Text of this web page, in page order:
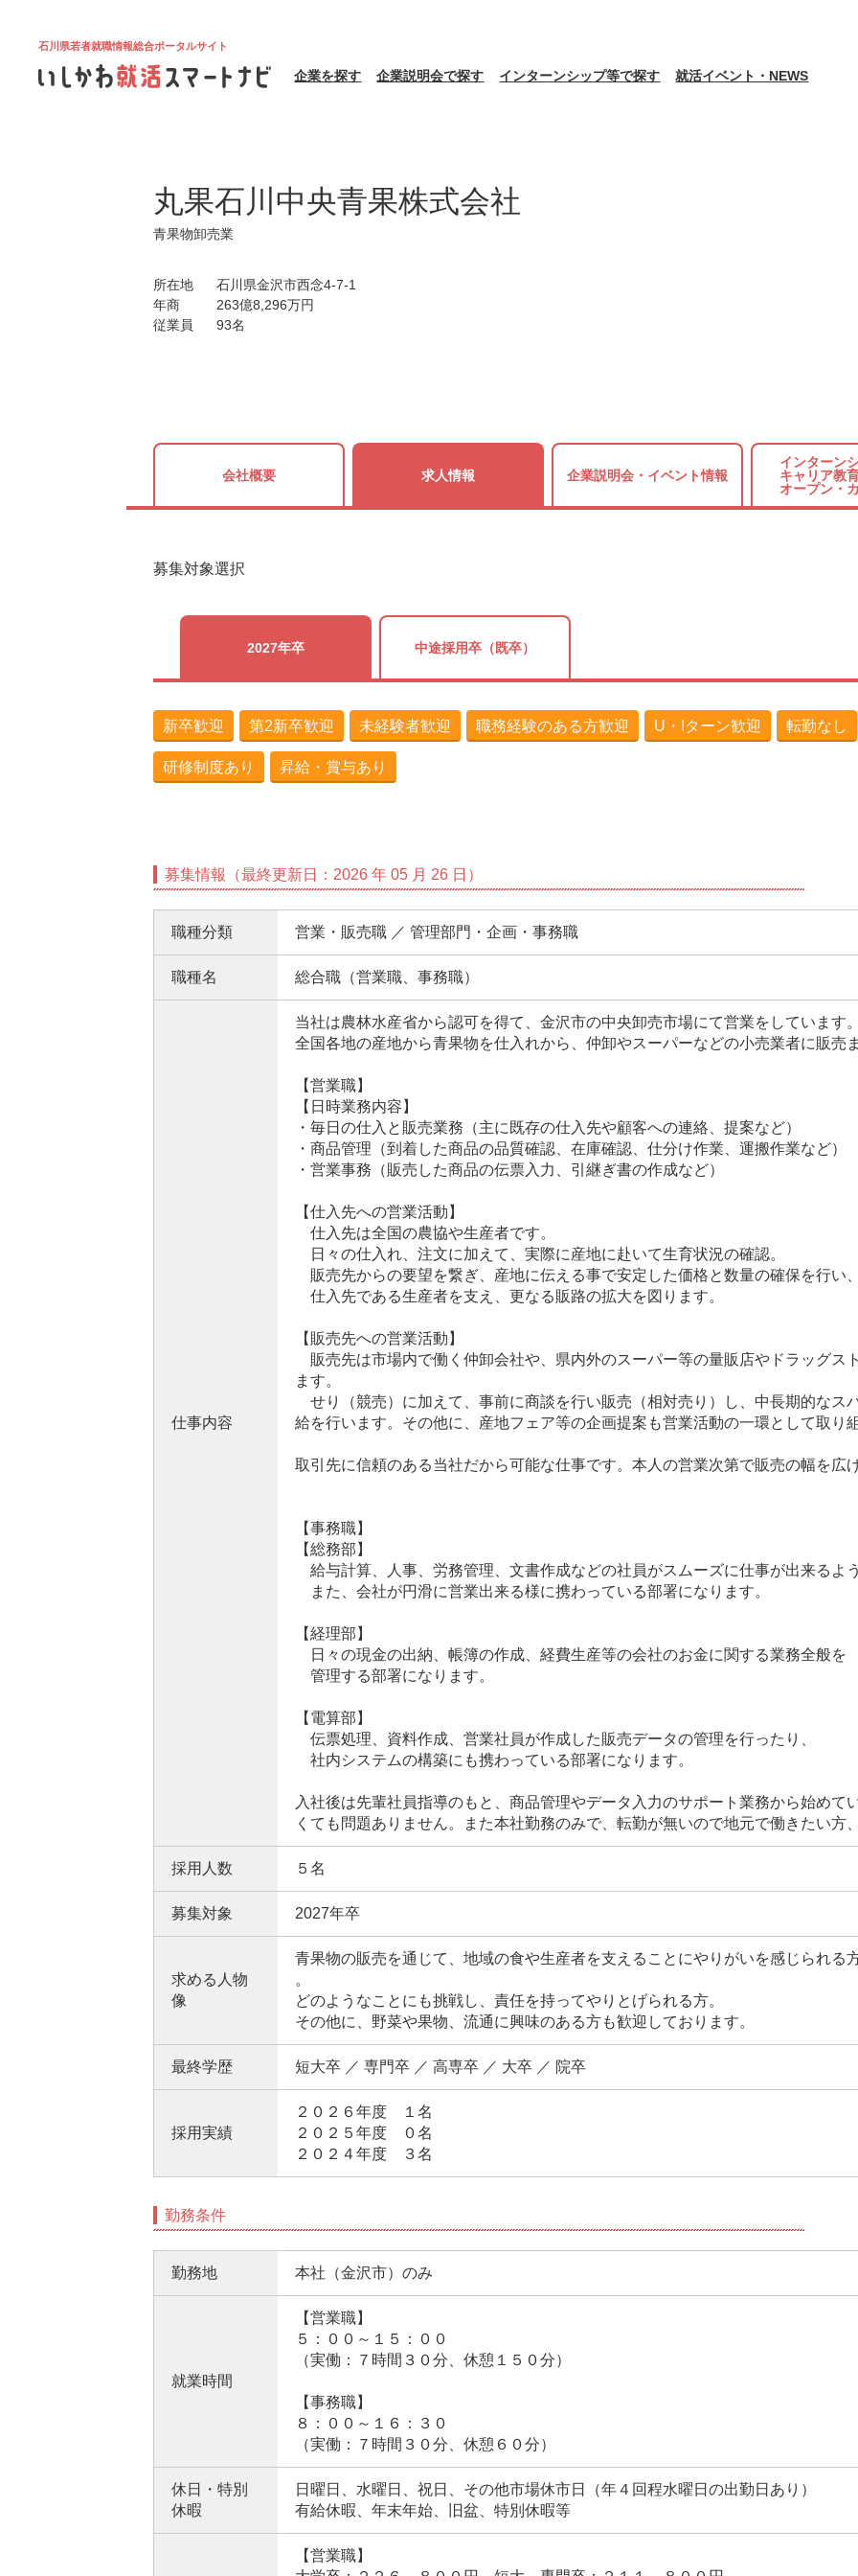
石川県若者就職情報総合ポータルサイト
企業を探す 企業説明会で探す インターンシップ等で探す 就活イベント・NEWS
丸果石川中央青果株式会社
青果物卸売業
所在地
石川県金沢市西念4-7-1
年商
263億8,296万円
従業員
93名
会社概要 求人情報 企業説明会・ イベント情報
インターン
キャリア教
オープン・
募集対象選択
2027年卒 中途採用卒（既卒）
新卒歓迎 第2新卒歓迎 未経験者歓迎 職務経験のある方歓迎 U・Iターン歓迎 転勤なし
研修制度あり 昇給・賞与あり
募集情報（最終更新日：2026 年 05 月 26 日）
職種分類 営業・販売職 ／ 管理部門・企画・事務職
職種名 総合職（営業職、事務職）
仕事内容
当社は農林水産省から認可を得て、金沢市の中央卸売市場にて営業をしています
全国各地の産地から青果物を仕入れから、仲卸やスーパーなどの小売業者に販売
【営業職】
【日時業務内容】
・毎日の仕入と販売業務（主に既存の仕入先や顧客への連絡、提案など）
・商品管理（到着した商品の品質確認、在庫確認、仕分け作業、運搬作業など）
・営業事務（販売した商品の伝票入力、引継ぎ書の作成など）
【仕入先への営業活動】
仕入先は全国の農協や生産者です。
日々の仕入れ、注文に加えて、実際に産地に赴いて生育状況の確認。
販売先からの要望を繋ぎ、産地に伝える事で安定した価格と数量の確保を行い
仕入先である生産者を支え、更なる販路の拡大を図ります。
【販売先への営業活動】
販売先は市場内で働く仲卸会社や、県内外のスーパー等の量販店やドラッグ
ます。
せり（競売）に加えて、事前に商談を行い販売（相対売り）し、中長期的なス
給を行います。その他に、産地フェア等の企画提案も営業活動の一環として取り
取引先に信頼のある当社だから可能な仕事です。本人の営業次第で販売の幅を広
【事務職】
【総務部】
給与計算、人事、労務管理、文書作成などの社員がスムーズに仕事が出来るよ
また、会社が円滑に営業出来る様に携わっている部署になります。
【経理部】
日々の現金の出納、帳簿の作成、経費生産等の会社のお金に関する業務全般を
管理する部署になります。
【電算部】
伝票処理、資料作成、営業社員が作成した販売データの管理を行ったり、
社内システムの構築にも携わっている部署になります。
入社後は先輩社員指導のもと、商品管理やデータ入力のサポート業務から始めて
くても問題ありません。また本社勤務のみで、転勤が無いので地元で働きたい方
採用人数 ５名
募集対象 2027年卒
求める人物
像
青果物の販売を通じて、地域の食や生産者を支えることにやりがいを感じられる
。
どのようなことにも挑戦し、責任を持ってやりとげられる方。
その他に、野菜や果物、流通に興味のある方も歓迎しております。
最終学歴 短大卒 ／ 専門卒 ／ 高専卒 ／ 大卒 ／ 院卒
採用実績
２０２６年度 １名
２０２５年度 ０名
２０２４年度 ３名
勤務条件
勤務地 本社（金沢市）のみ
就業時間
【営業職】
５：００～１５：００
（実働：７時間３０分、休憩１５０分）
【事務職】
８：００～１６：３０
（実働：７時間３０分、休憩６０分）
休日・特別
休暇
日曜日、水曜日、祝日、その他市場休市日（年４回程水曜日の出勤日あり）
有給休暇、年末年始、旧盆、特別休暇等
【営業職】